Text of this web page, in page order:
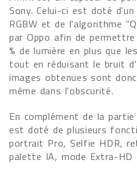
Sony. Celui-ci est doté
RGBW et de l'algorithme
par Oppo afin de
% de lumière en plus que
tout en réduisant le bruit
images obtenues sont
même dans l'obscurité.
En complément de la
est doté de plusieurs
portrait Pro, Selfie HDR,
palette IA, mode Extra-HD